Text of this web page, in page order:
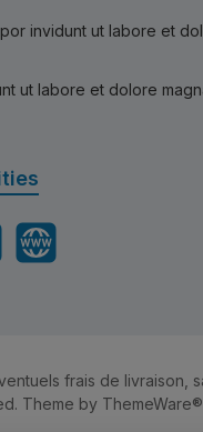
invidunt ut labore et
ut labore et dolore
Website
frais de livraison,
Theme by ThemeWare®